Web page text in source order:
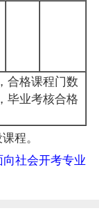
合格课程门数
毕业考核合格
程。
社会开考专业